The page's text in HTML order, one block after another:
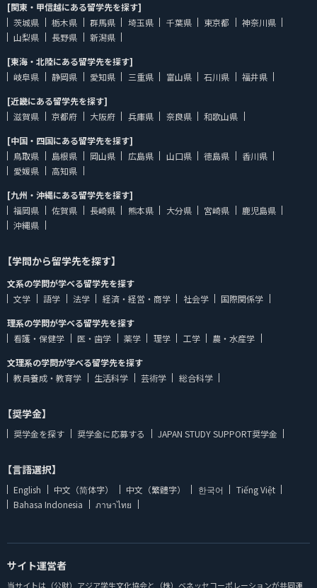
[関東・甲信越にある留学先を探す]
茨城県
栃木県 群馬県 埼玉県 千葉県 東京都
神奈川県
山梨県
長野県
新潟県
[東海・北陸にある留学先を探す]
岐阜県
静岡県 愛知県 三重県 富山県 石川県
福井県
[近畿にある留学先を探す]
滋賀県
京都府 大阪府 兵庫県 奈良県
和歌山県
[中国・四国にある留学先を探す]
鳥取県
島根県 岡山県 広島県 山口県 徳島県
香川県
愛媛県
高知県
[九州・沖縄にある留学先を探す]
福岡県
佐賀県 長崎県 熊本県 大分県 宮崎県
鹿児島県
沖縄県
【学問から留学先を探す】
文系の学問が学べる留学先を探す
文学
語学 法学 経済・経営・商学 社会学
国際関係学
理系の学問が学べる留学先を探す
看護・保健学
医・歯学 薬学 理学 工学
農・水産学
文理系の学問が学べる留学先を探す
教員養成・教育学
生活科学 芸術学 総合科学
【奨学金】
奨学金を探す 奨学金に応募する JAPAN STUDY SUPPORT奨学金
【言語選択】
English 中文（简体字） 中文（繁體字） 한국어
Tiếng Việt
Bahasa Indonesia
ภาษาไทย
サイト運営者
当サイトは（公財）アジア学生文化協会と（株）ベネッセコーポレーションが共同運